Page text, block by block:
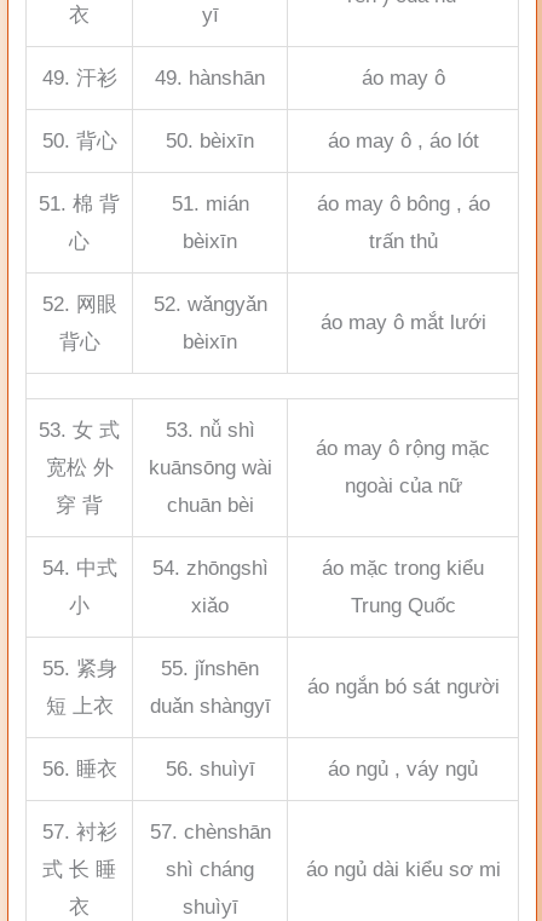
衣
yī
49. 汗衫 49. hànshān áo may ô
50. 背心 50. bèixīn áo may ô , áo lót
51. 棉 背
心
51. mián
bèixīn
áo may ô bông , áo
trấn thủ
52. 网眼
背心
52. wǎngyǎn
bèixīn
áo may ô mắt lưới
53. 女 式
宽松 外
穿 背
53. nǚ shì
kuānsōng wài
chuān bèi
áo may ô rộng mặc
ngoài của nữ
54. 中式
小
54. zhōngshì
xiǎo
áo mặc trong kiểu
Trung Quốc
55. 紧身
短 上衣
55. jǐnshēn
duǎn shàngyī
áo ngắn bó sát người
56. 睡衣 56. shuìyī áo ngủ , váy ngủ
57. 衬衫
式 长 睡
衣
57. chènshān
shì cháng
shuìyī
áo ngủ dài kiểu sơ mi